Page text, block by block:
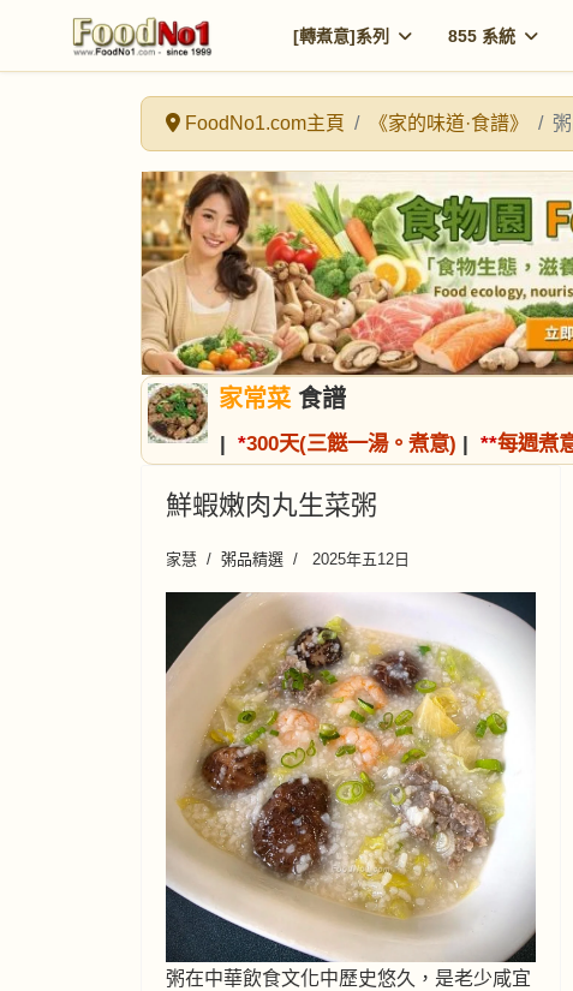
[轉煮意]系列 855 系統
FoodNo1.com主頁 《家的味道·食譜》
家常菜 食譜
| *300天(三餸一湯。煮意) | **每週煮
鮮蝦嫩肉丸生菜粥
家慧 粥品精選 2025年五12日
粥在中華飲食文化中歷史悠久，是老少咸宜